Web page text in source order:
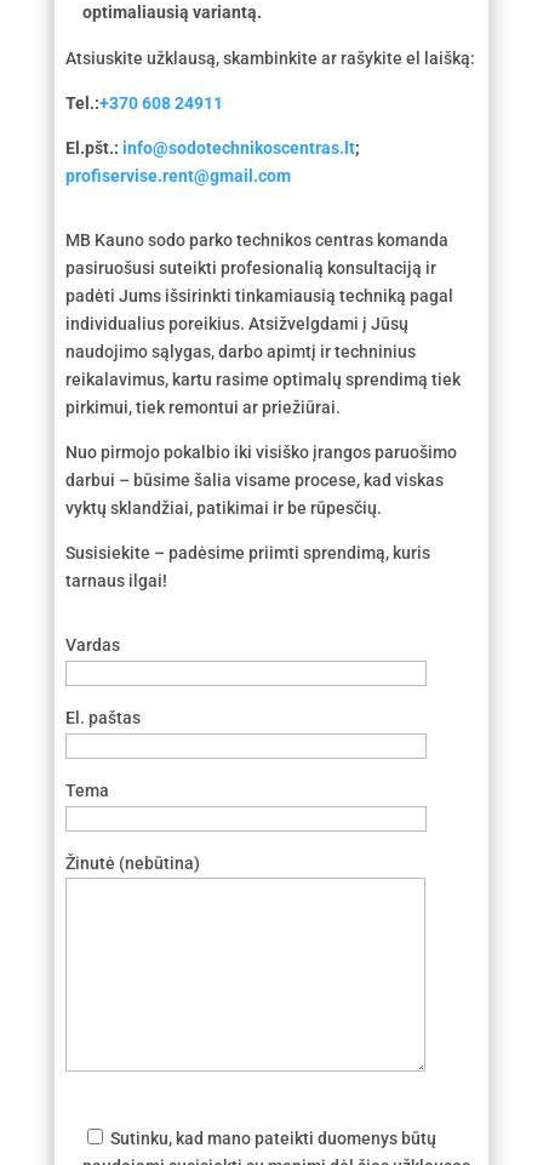
optimaliausią variantą.
Atsiuskite užklausą, skambinkite ar rašykite el laišką:
Tel.:+370 608 24911
El.pšt.: info@sodotechnikoscentras.lt;
profiservise.rent@gmail.com
MB Kauno sodo parko technikos centras komanda
pasiruošusi suteikti profesionalią konsultaciją ir
padėti Jums išsirinkti tinkamiausią techniką pagal
individualius poreikius. Atsižvelgdami į Jūsų
naudojimo sąlygas, darbo apimtį ir techninius
reikalavimus, kartu rasime optimalų sprendimą tiek
pirkimui, tiek remontui ar priežiūrai.
Nuo pirmojo pokalbio iki visiško įrangos paruošimo
darbui – būsime šalia visame procese, kad viskas
vyktų sklandžiai, patikimai ir be rūpesčių.
Susisiekite – padėsime priimti sprendimą, kuris
tarnaus ilgai!
Vardas
El. paštas
Tema
Žinutė (nebūtina)
Sutinku, kad mano pateikti duomenys būtų